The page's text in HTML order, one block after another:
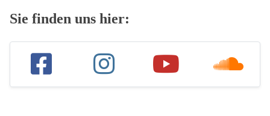
Sie finden uns hier: